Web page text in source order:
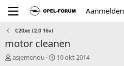
Aanmelden
C20xe (2.0 16v)
motor cleanen
T
asjemenou
S10 okt 2014